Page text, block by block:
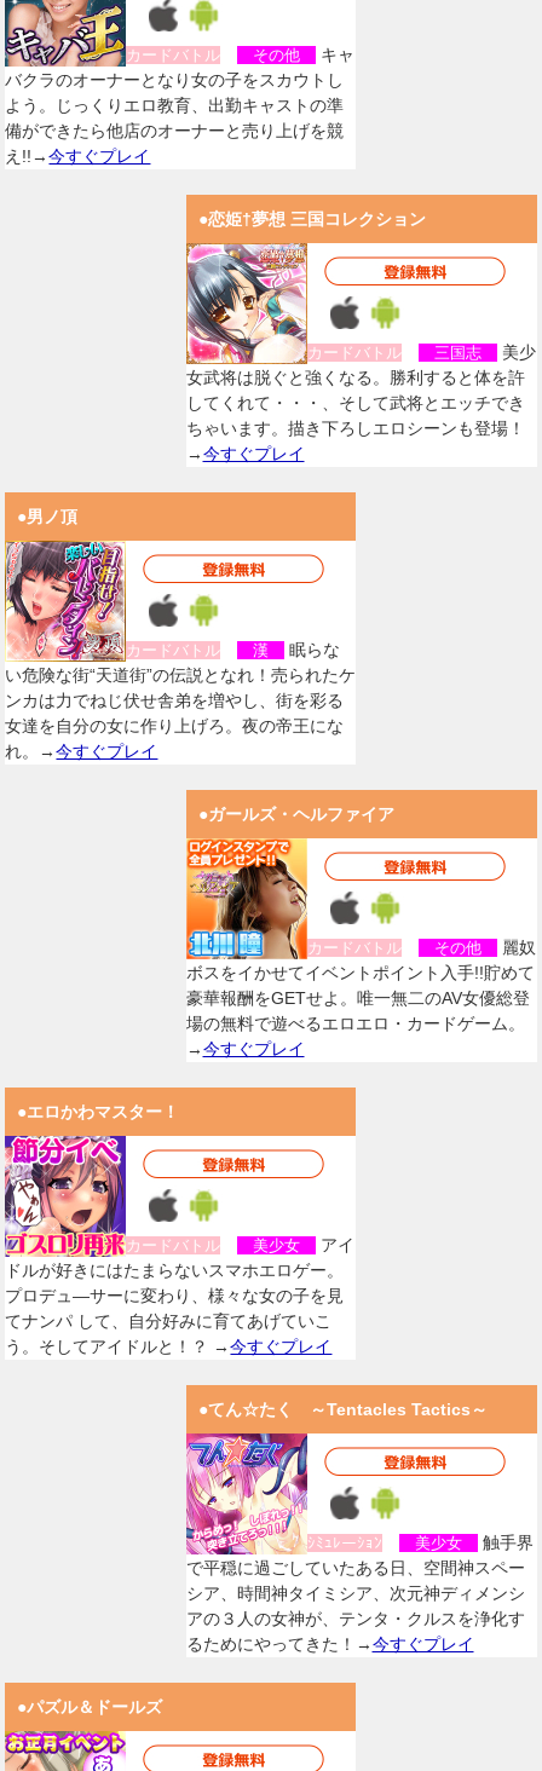
カードバトル その他
キャ
バクラのオーナーとなり女の子をスカウトし
よう。じっくりエロ教育、出勤キャストの準
備ができたら他店のオーナーと売り上げを競
え!!→今すぐプレイ
●恋姫†夢想 三国コレクション
カードバトル 三国志
美少
女武将は脱ぐと強くなる。勝利すると体を許
してくれて・・・、そして武将とエッチでき
ちゃいます。描き下ろしエロシーンも登場！
→今すぐプレイ
●男ノ頂
カードバトル 漢
眠らな
い危険な街“天道街”の伝説となれ！売られたケ
ンカは力でねじ伏せ舎弟を増やし、街を彩る
女達を自分の女に作り上げろ。夜の帝王にな
れ。→今すぐプレイ
●ガールズ・ヘルファイア
カードバトル その他
麗奴
ボスをイかせてイベントポイント入手!!貯めて
豪華報酬をGETせよ。唯一無二のAV女優総登
場の無料で遊べるエロエロ・カードゲーム。
→今すぐプレイ
●エロかわマスター！
カードバトル 美少女
アイ
ドルが好きにはたまらないスマホエロゲー。
プロデュ―サーに変わり、様々な女の子を見
てナンパ して、自分好みに育てあげていこ
う。そしてアイドルと！？ →今すぐプレイ
●てん☆たく ～Tentacles Tactics～
ｼﾐｭﾚーｼｮﾝ 美少女
触手界
で平穏に過ごしていたある日、空間神スペー
シア、時間神タイミシア、次元神ディメンシ
アの３人の女神が、テンタ・クルスを浄化す
るためにやってきた！→今すぐプレイ
●パズル＆ドールズ